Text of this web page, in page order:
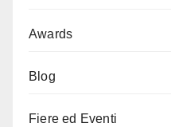
Awards
Blog
Fiere ed Eventi